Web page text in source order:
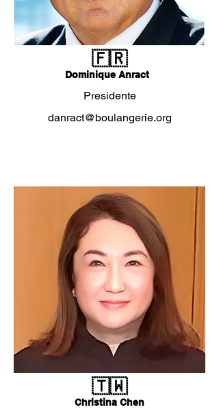
🇫🇷
Dominique Anract
Presidente
danract@boulangerie.org
🇹🇼
Christina Chen